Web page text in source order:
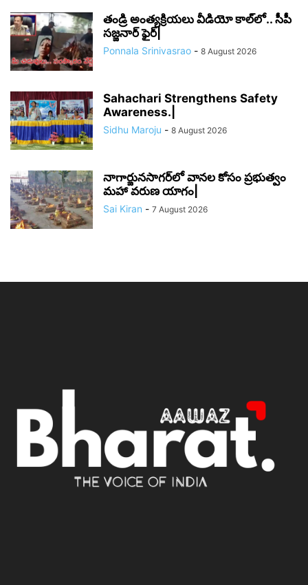
తండ్రి అంత్యక్రియలు వీడియో కాల్‌లో.. సీపీ
సజ్జనార్ ఫైర్|
Ponnala Srinivasrao - 8 August 2026
Sahachari Strengthens Safety
Awareness.|
Sidhu Maroju - 8 August 2026
నాగార్జునసాగర్‌లో వానల కోసం ప్రభుత్వం
మహా వరుణ యాగం|
Sai Kiran - 7 August 2026